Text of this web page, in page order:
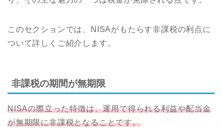
このセクションでは、NISAがもたらす非課税の利点に
ついて詳しくご紹介します。
非課税の期間が無期限
NISAの際立った特徴は、運用で得られる利益や配当金
が無期限に非課税となることです。